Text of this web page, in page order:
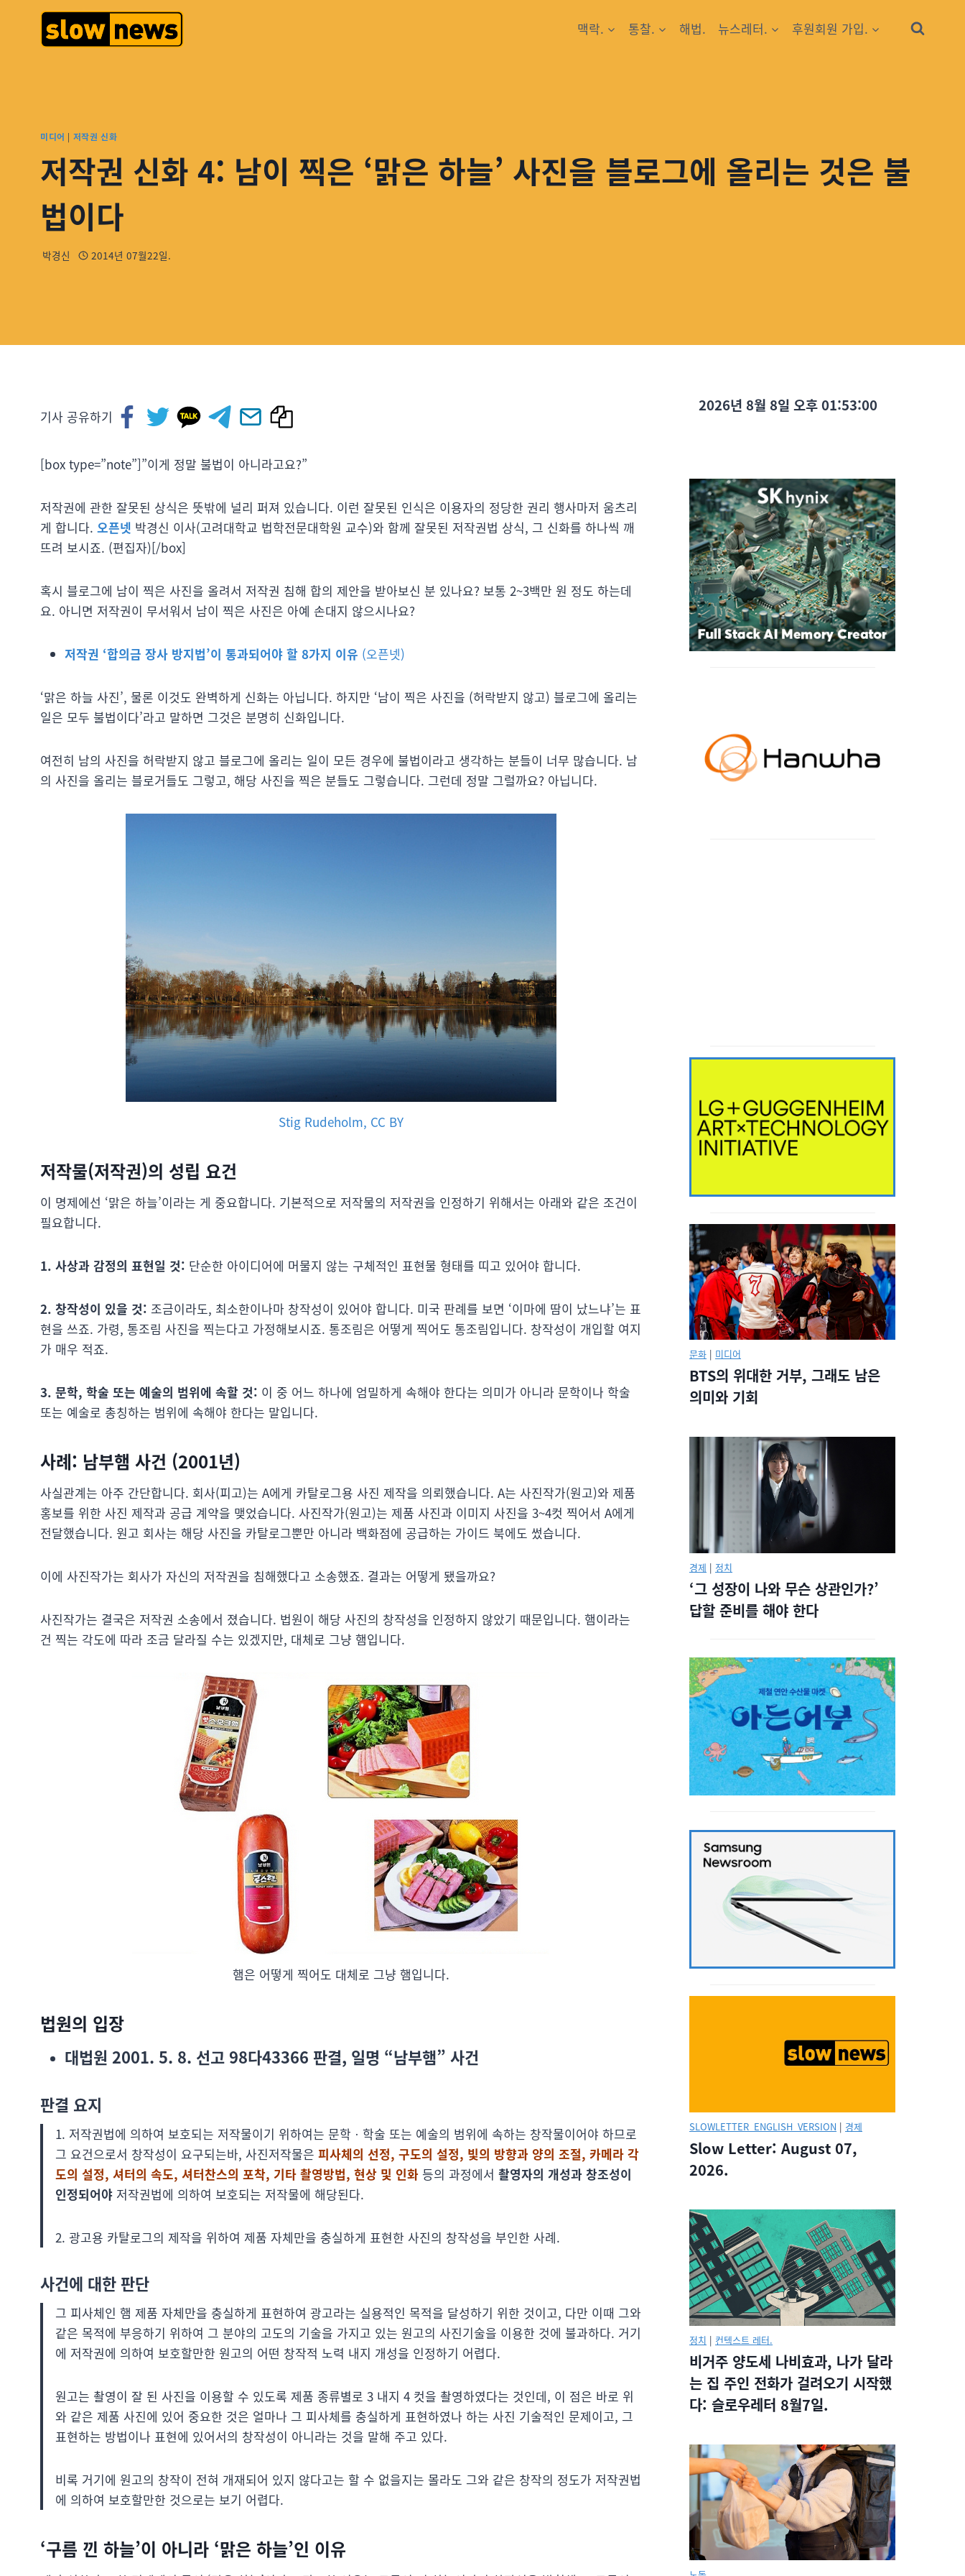
맥락. 통찰. 해법. 뉴스레터. 후원회원 가입.
미디어 | 저작권 신화
저작권 신화 4: 남이 찍은 ‘맑은 하늘’ 사진을 블로그에 올리는 것은 불
법이다
박경신 2014년 07월22일.
기사 공유하기
[box type=”note”]”이게 정말 불법이 아니라고요?”
저작권에 관한 잘못된 상식은 뜻밖에 널리 퍼져 있습니다. 이런 잘못된 인식은 이용자의 정당한 권리 행사마저 움츠리
게 합니다. 오픈넷 박경신 이사(고려대학교 법학전문대학원 교수)와 함께 잘못된 저작권법 상식, 그 신화를 하나씩 깨
뜨려 보시죠. (편집자)[/box]
혹시 블로그에 남이 찍은 사진을 올려서 저작권 침해 합의 제안을 받아보신 분 있나요? 보통 2~3백만 원 정도 하는데
요. 아니면 저작권이 무서워서 남이 찍은 사진은 아예 손대지 않으시나요?
저작권 ‘합의금 장사 방지법’이 통과되어야 할 8가지 이유 (오픈넷)
‘맑은 하늘 사진’, 물론 이것도 완벽하게 신화는 아닙니다. 하지만 ‘남이 찍은 사진을 (허락받지 않고) 블로그에 올리는
일은 모두 불법이다’라고 말하면 그것은 분명히 신화입니다.
여전히 남의 사진을 허락받지 않고 블로그에 올리는 일이 모든 경우에 불법이라고 생각하는 분들이 너무 많습니다. 남
의 사진을 올리는 블로거들도 그렇고, 해당 사진을 찍은 분들도 그렇습니다. 그런데 정말 그럴까요? 아닙니다.
Stig Rudeholm, CC BY
저작물(저작권)의 성립 요건
이 명제에선 ‘맑은 하늘’이라는 게 중요합니다. 기본적으로 저작물의 저작권을 인정하기 위해서는 아래와 같은 조건이
필요합니다.
1. 사상과 감정의 표현일 것: 단순한 아이디어에 머물지 않는 구체적인 표현물 형태를 띠고 있어야 합니다.
2. 창작성이 있을 것: 조금이라도, 최소한이나마 창작성이 있어야 합니다. 미국 판례를 보면 ‘이마에 땀이 났느냐’는 표
현을 쓰죠. 가령, 통조림 사진을 찍는다고 가정해보시죠. 통조림은 어떻게 찍어도 통조림입니다. 창작성이 개입할 여지
가 매우 적죠.
3. 문학, 학술 또는 예술의 범위에 속할 것: 이 중 어느 하나에 엄밀하게 속해야 한다는 의미가 아니라 문학이나 학술
또는 예술로 총칭하는 범위에 속해야 한다는 말입니다.
사례: 남부햄 사건 (2001년)
사실관계는 아주 간단합니다. 회사(피고)는 A에게 카탈로그용 사진 제작을 의뢰했습니다. A는 사진작가(원고)와 제품
홍보를 위한 사진 제작과 공급 계약을 맺었습니다. 사진작가(원고)는 제품 사진과 이미지 사진을 3~4컷 찍어서 A에게
전달했습니다. 원고 회사는 해당 사진을 카탈로그뿐만 아니라 백화점에 공급하는 가이드 북에도 썼습니다.
이에 사진작가는 회사가 자신의 저작권을 침해했다고 소송했죠. 결과는 어떻게 됐을까요?
사진작가는 결국은 저작권 소송에서 졌습니다. 법원이 해당 사진의 창작성을 인정하지 않았기 때문입니다. 햄이라는
건 찍는 각도에 따라 조금 달라질 수는 있겠지만, 대체로 그냥 햄입니다.
햄은 어떻게 찍어도 대체로 그냥 햄입니다.
법원의 입장
대법원 2001. 5. 8. 선고 98다43366 판결, 일명 “남부햄” 사건
판결 요지
1. 저작권법에 의하여 보호되는 저작물이기 위하여는 문학ㆍ학술 또는 예술의 범위에 속하는 창작물이어야 하므로
그 요건으로서 창작성이 요구되는바, 사진저작물은 피사체의 선정, 구도의 설정, 빛의 방향과 양의 조절, 카메라 각
도의 설정, 셔터의 속도, 셔터찬스의 포착, 기타 촬영방법, 현상 및 인화 등의 과정에서 촬영자의 개성과 창조성이
인정되어야 저작권법에 의하여 보호되는 저작물에 해당된다.
2. 광고용 카탈로그의 제작을 위하여 제품 자체만을 충실하게 표현한 사진의 창작성을 부인한 사례.
사건에 대한 판단
그 피사체인 햄 제품 자체만을 충실하게 표현하여 광고라는 실용적인 목적을 달성하기 위한 것이고, 다만 이때 그와
같은 목적에 부응하기 위하여 그 분야의 고도의 기술을 가지고 있는 원고의 사진기술을 이용한 것에 불과하다. 거기
에 저작권에 의하여 보호할만한 원고의 어떤 창작적 노력 내지 개성을 인정하기 어렵다.
원고는 촬영이 잘 된 사진을 이용할 수 있도록 제품 종류별로 3 내지 4 컷을 촬영하였다는 것인데, 이 점은 바로 위
와 같은 제품 사진에 있어 중요한 것은 얼마나 그 피사체를 충실하게 표현하였나 하는 사진 기술적인 문제이고, 그
표현하는 방법이나 표현에 있어서의 창작성이 아니라는 것을 말해 주고 있다.
비록 거기에 원고의 창작이 전혀 개재되어 있지 않다고는 할 수 없을지는 몰라도 그와 같은 창작의 정도가 저작권법
에 의하여 보호할만한 것으로는 보기 어렵다.
‘구름 낀 하늘’이 아니라 ‘맑은 하늘’인 이유
2026년 8월 8일 오후 01:53:02
문화 | 미디어
BTS의 위대한 거부, 그래도 남은
의미와 기회
경제 | 정치
‘그 성장이 나와 무슨 상관인가?’
답할 준비를 해야 한다
SLOWLETTER_ENGLISH_VERSION | 경제
Slow Letter: August 07,
2026.
정치 | 컨텍스트 레터.
비거주 양도세 나비효과, 나가 달라
는 집 주인 전화가 걸려오기 시작했
다: 슬로우레터 8월7일.